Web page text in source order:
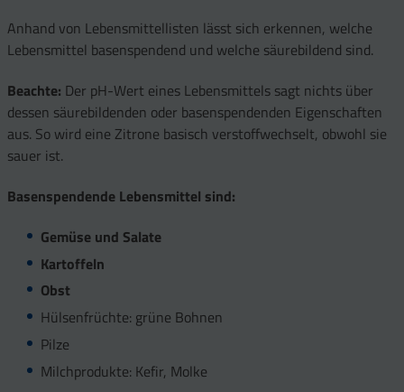
Anhand von Lebensmittellisten lässt sich erkennen, welche
Lebensmittel basenspendend und welche säurebildend sind.
Beachte: Der pH-Wert eines Lebensmittels sagt nichts über
dessen säurebildenden oder basenspendenden Eigenschaften
aus. So wird eine Zitrone basisch verstoffwechselt, obwohl sie
sauer ist.
Basenspendende Lebensmittel sind:
Gemüse und Salate
Kartoffeln
Obst
Hülsenfrüchte: grüne Bohnen
Pilze
Milchprodukte: Kefir, Molke